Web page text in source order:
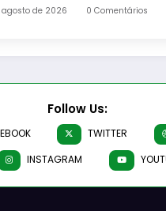
agosto de 2026 0 Comentários
Follow Us:
TWITTER
INSTAGRAM